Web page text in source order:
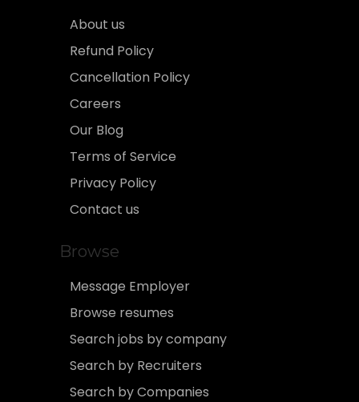
About us
Refund Policy
Cancellation Policy
Careers
Our Blog
Terms of Service
Privacy Policy
Contact us
Browse
Message Employer
Browse resumes
Search jobs by company
Search by Recruiters
Search by Companies